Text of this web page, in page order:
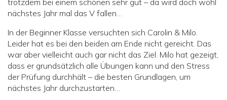
trotzdem bei einem schönen sehr gut – da wird doch wohl
nächstes Jahr mal das V fallen…
In der Beginner Klasse versuchten sich Carolin & Milo.
Leider hat es bei den beiden am Ende nicht gereicht. Das
war aber vielleicht auch gar nicht das Ziel. Milo hat gezeigt,
dass er grundsätzlich alle Übungen kann und den Stress
der Prüfung durchhält – die besten Grundlagen, um
nächstes Jahr durchzustarten…